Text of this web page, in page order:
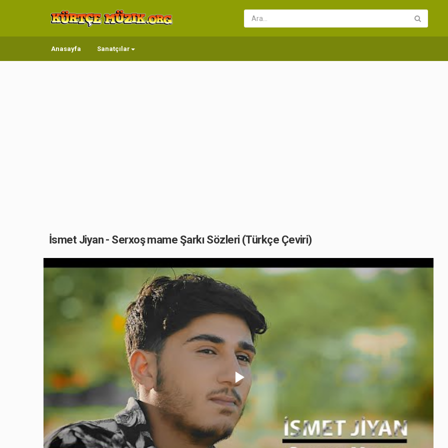
Anasayfa Sanatçılar
İsmet Jiyan - Serxoş mame Şarkı Sözleri (Türkçe Çeviri)
Play
Video